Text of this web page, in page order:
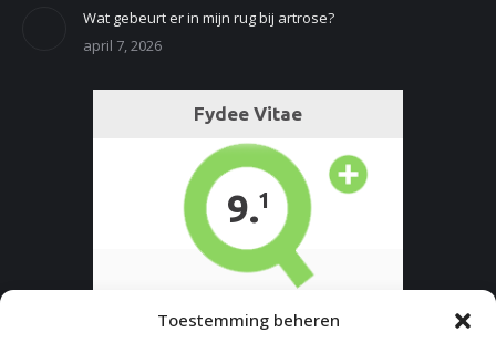
Toestemming beheren
Wat gebeurt er in mijn rug bij artrose?
april 7, 2026